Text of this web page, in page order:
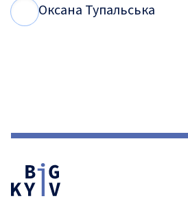
Оксана Тупальська